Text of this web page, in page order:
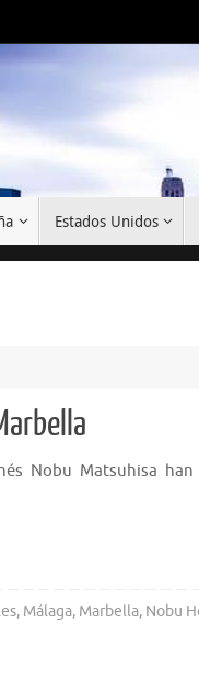
Estados Unidos
Nobu Matsuhisa
, Málaga, Marbella, Nobu